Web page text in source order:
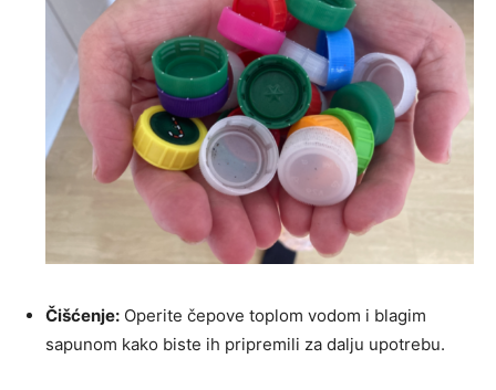
Čišćenje: Operite čepove toplom vodom i blagim
sapunom kako biste ih pripremili za dalju upotrebu.